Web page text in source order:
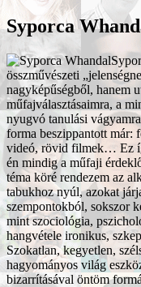
Syporca
összművészeti
nagyképűségből, hanem
műfajválasztásaimra, a
nyugvó tanulási
forma beszippantott már:
videó, rövid filmek… Ez
én mindig a műfaji
téma köré rendezem az
tabukhoz nyúl, azokat
szempontokból, sokszor
mint szociológia,
hangvétele ironikus,
Szokatlan, kegyetlen,
hagyományos világ
bizarrításával öntöm